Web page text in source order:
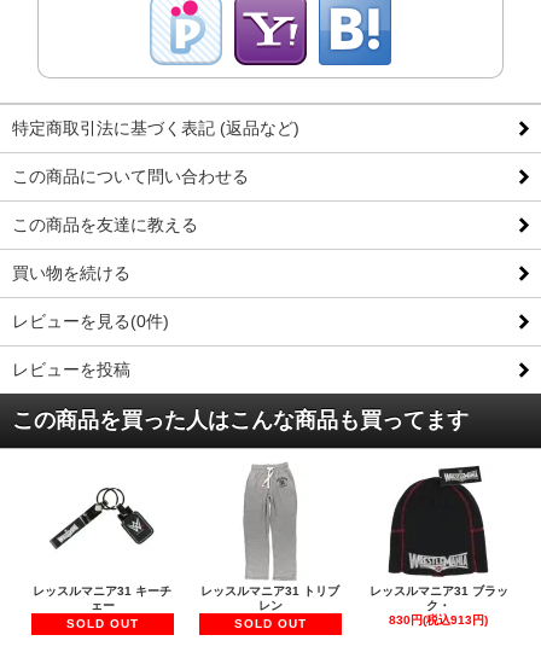
特定商取引法に基づく表記 (返品など)
この商品について問い合わせる
この商品を友達に教える
買い物を続ける
レビューを見る(0件)
レビューを投稿
この商品を買った人はこんな商品も買ってます
レッスルマニア31 キーチ
ェー
SOLD OUT
レッスルマニア31 トリブ
レン
SOLD OUT
レッスルマニア31 ブラッ
ク・
830円(税込913円)